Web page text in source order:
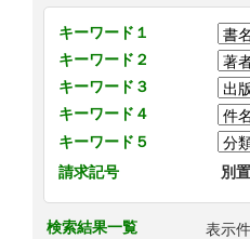
キーワード１
キーワード２
キーワード３
キーワード４
キーワード５
請求記号
別置
検索結果一覧 表示